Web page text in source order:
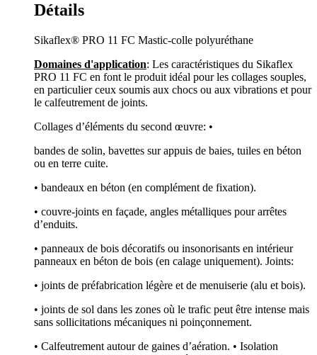
Détails
Sikaflex® PRO 11 FC Mastic-colle polyuréthane
Domaines d'application: Les caractéristiques du Sikaflex
PRO 11 FC en font le produit idéal pour les collages souples,
en particulier ceux soumis aux chocs ou aux vibrations et pour
le calfeutrement de joints.
Collages d’éléments du second œuvre: •
bandes de solin, bavettes sur appuis de baies, tuiles en béton
ou en terre cuite.
• bandeaux en béton (en complément de fixation).
• couvre-joints en façade, angles métalliques pour arrêtes
d’enduits.
• panneaux de bois décoratifs ou insonorisants en intérieur
panneaux en béton de bois (en calage uniquement). Joints:
• joints de préfabrication légère et de menuiserie (alu et bois).
• joints de sol dans les zones où le trafic peut être intense mais
sans sollicitations mécaniques ni poinçonnement.
• Calfeutrement autour de gaines d’aération. • Isolation